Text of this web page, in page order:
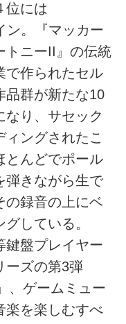
位には
ン。『マッカー
トニーII』の伝統
で作られたセル
品群が新たな10
なり、サセック
ングされたこ
とんどでポール
弾きながら生で
の録音の上にベ
グしている。
鍵盤プレイヤー
ーズの第3弾
、ゲームミュー
楽を楽しむすべ